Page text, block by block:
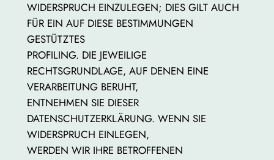
WIDERSPRUCH EINZULEGEN; DIES GILT AUCH
FÜR EIN AUF DIESE BESTIMMUNGEN
GESTÜTZTES
PROFILING. DIE JEWEILIGE
RECHTSGRUNDLAGE, AUF DENEN EINE
VERARBEITUNG BERUHT,
ENTNEHMEN SIE DIESER
DATENSCHUTZERKLÄRUNG. WENN SIE
WIDERSPRUCH EINLEGEN,
WERDEN WIR IHRE BETROFFENEN